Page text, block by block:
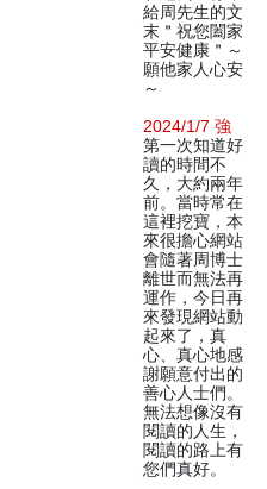
給周先生的文
末＂祝您闔家
平安健康＂～
願他家人心安
～
2024/1/7 強
第一次知道好
讀的時間不
久，大約兩年
前。當時常在
這裡挖寶，本
來很擔心網站
會隨著周博士
離世而無法再
運作，今日再
來發現網站動
起來了，真
心、真心地感
謝願意付出的
善心人士們。
無法想像沒有
閱讀的人生，
閱讀的路上有
您們真好。